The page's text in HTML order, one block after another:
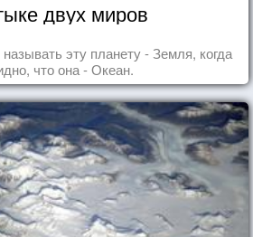
двух миров
эту планету - Земля, когда
что она - Океан.